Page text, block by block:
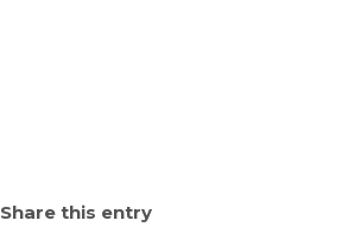
Share this entry